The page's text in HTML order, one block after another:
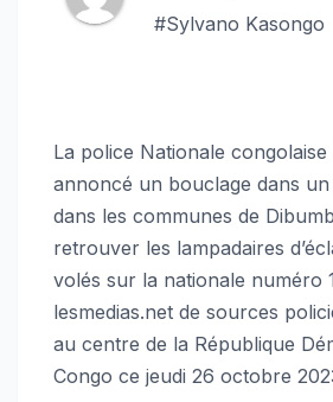
#Sylvano Kasongo
La police Nationale
annoncé un bouclage dans
dans les communes de
retrouver les lampadaires
volés sur la nationale numéro
lesmedias.net de sources
au centre de la République
Congo ce jeudi 26 octobre